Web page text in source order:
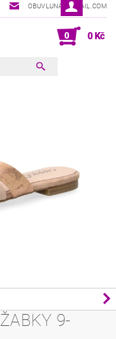
OBUVLUNA@GMAIL.COM
0 0 Kč
9-